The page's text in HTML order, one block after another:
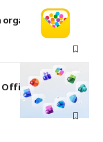
organización
en macOS y